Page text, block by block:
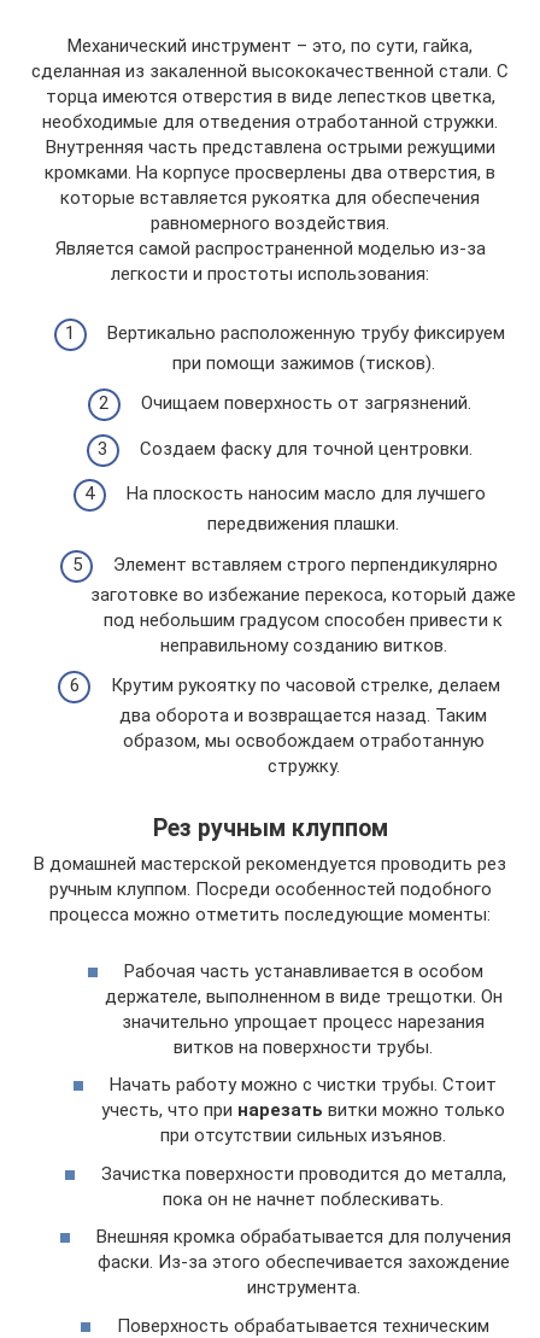
Механический инструмент – это, по сути, гайка,
сделанная из закаленной высококачественной стали. С
торца имеются отверстия в виде лепестков цветка,
необходимые для отведения отработанной стружки.
Внутренняя часть представлена острыми режущими
кромками. На корпусе просверлены два отверстия, в
которые вставляется рукоятка для обеспечения
равномерного воздействия.
Является самой распространенной моделью из-за
легкости и простоты использования:
Вертикально расположенную трубу фиксируем
при помощи зажимов (тисков).
Очищаем поверхность от загрязнений.
Создаем фаску для точной центровки.
На плоскость наносим масло для лучшего
передвижения плашки.
Элемент вставляем строго перпендикулярно
заготовке во избежание перекоса, который даже
под небольшим градусом способен привести к
неправильному созданию витков.
Крутим рукоятку по часовой стрелке, делаем
два оборота и возвращается назад. Таким
образом, мы освобождаем отработанную
стружку.
Рез ручным клуппом
В домашней мастерской рекомендуется проводить рез
ручным клуппом. Посреди особенностей подобного
процесса можно отметить последующие моменты:
Рабочая часть устанавливается в особом
держателе, выполненном в виде трещотки. Он
значительно упрощает процесс нарезания
витков на поверхности трубы.
Начать работу можно с чистки трубы. Стоит
учесть, что при нарезать витки можно только
при отсутствии сильных изъянов.
Зачистка поверхности проводится до металла,
пока он не начнет поблескивать.
Внешняя кромка обрабатывается для получения
фаски. Из-за этого обеспечивается захождение
инструмента.
Поверхность обрабатывается техническим